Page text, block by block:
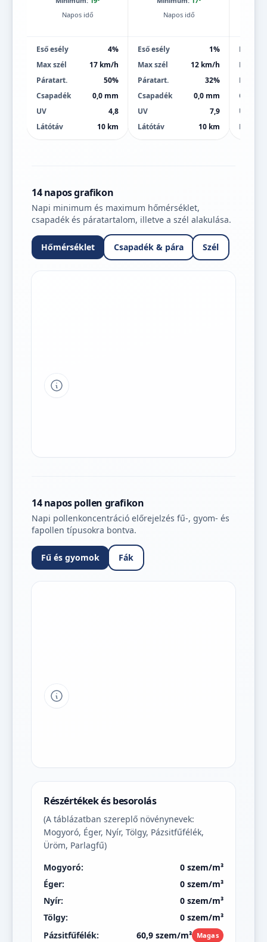
Napos idő
Eső esély
4%
Max szél
17 km/h
Páratart.
50%
Csapadék
0,0 mm
UV
4,8
Látótáv
10 km
Napos idő
Eső esély
1%
Max szél
12 km/h
Páratart.
32%
Csapadék
0,0 mm
UV
7,9
Látótáv
10 km
Eső
Max
UV
Látótáv
14 napos grafikon
Napi minimum és maximum hőmérséklet,
csapadék és páratartalom, illetve a szél alakulása.
Hőmérséklet Csapadék & pára Szél
Tipp a grafikon jelmagyarázatához
14 napos pollen grafikon
Napi pollenkoncentráció előrejelzés fű-, gyom- és
fapollen típusokra bontva.
Fű és gyomok Fák
Tipp a grafikon jelmagyarázatához
Részértékek és besorolás
(A táblázatban szereplő növénynevek:
Mogyoró, Éger, Nyír, Tölgy, Pázsitfűfélék,
Üröm, Parlagfű)
Mogyoró:
0 szem/m³
Éger:
0 szem/m³
Nyír:
0 szem/m³
Tölgy:
0 szem/m³
Pázsitfűfélék:
60,9 szem/m³ Magas